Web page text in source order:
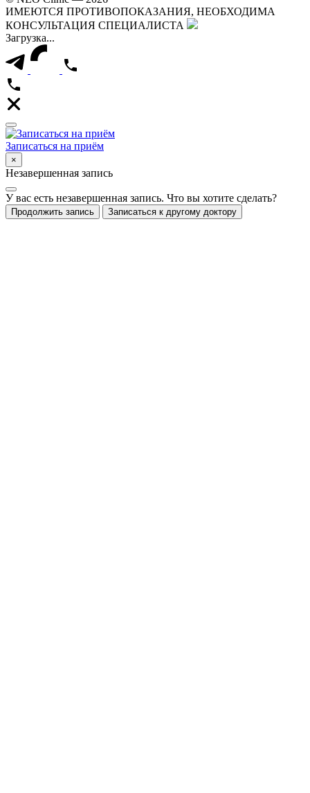
ИМЕЮТСЯ ПРОТИВОПОКАЗАНИЯ, НЕОБХОДИМА
КОНСУЛЬТАЦИЯ СПЕЦИАЛИСТА
Загрузка...
Записаться на приём
×
Незавершенная запись
У вас есть незавершенная запись. Что вы хотите сделать?
Продолжить запись Записаться к другому доктору